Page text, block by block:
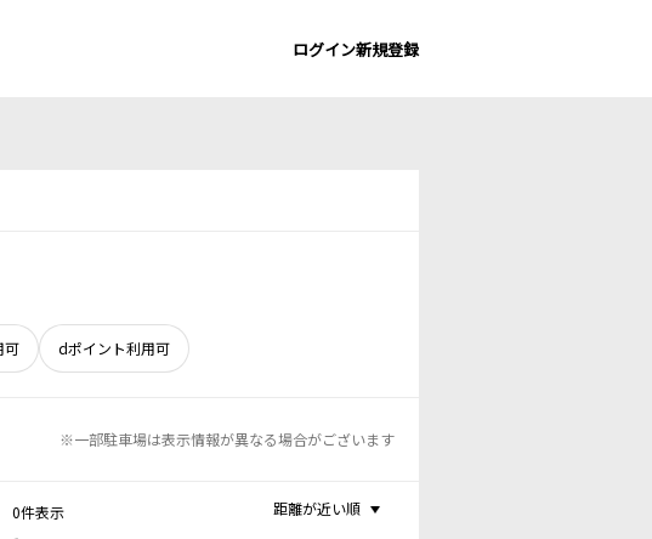
ログイン新規登録
可 dポイント利用可
※一部駐車場は表示情報が異なる場合がございます
0件表示 距離が近い順